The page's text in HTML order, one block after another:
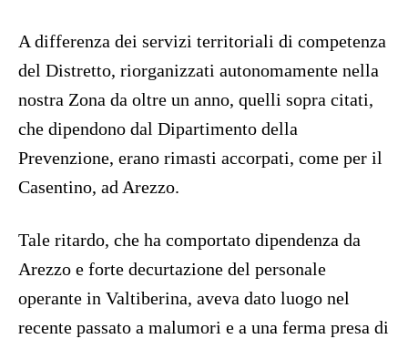
A differenza dei servizi territoriali di competenza
del Distretto, riorganizzati autonomamente nella
nostra Zona da oltre un anno, quelli sopra citati,
che dipendono dal Dipartimento della
Prevenzione, erano rimasti accorpati, come per il
Casentino, ad Arezzo.
Tale ritardo, che ha comportato dipendenza da
Arezzo e forte decurtazione del personale
operante in Valtiberina, aveva dato luogo nel
recente passato a malumori e a una ferma presa di